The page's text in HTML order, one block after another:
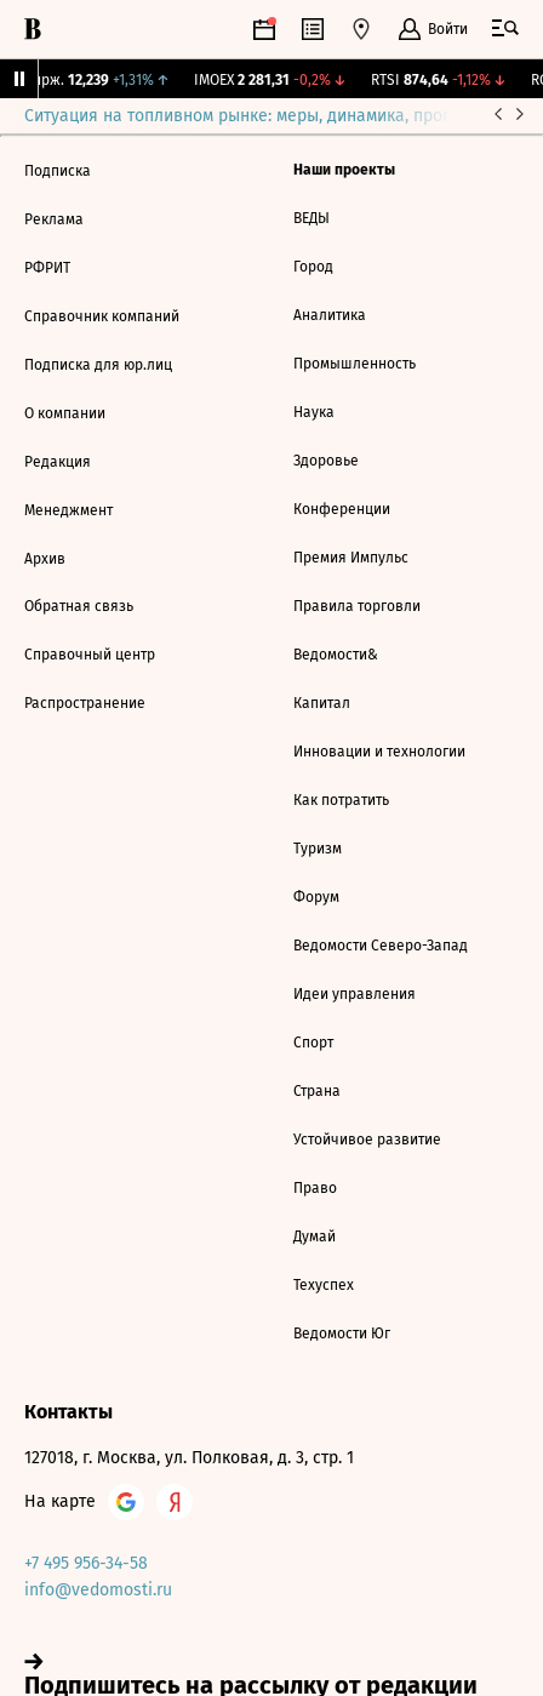
Войти
Бирж. 12,239 +1,31%↑ IMOEX 2 281,31 -0,2%↓ RTSI 874,64 -1,12%↓
Ситуация на топливном рынке: меры, динамика, прогнозы
Подписка
Реклама
РФРИТ
Справочник компаний
Подписка для юр.лиц
О компании
Редакция
Менеджмент
Архив
Обратная связь
Справочный центр
Распространение
Наши проекты
ВЕДЫ
Город
Аналитика
Промышленность
Наука
Здоровье
Конференции
Премия Импульс
Правила торговли
Ведомости&
Капитал
Инновации и технологии
Как потратить
Туризм
Форум
Ведомости Северо-Запад
Идеи управления
Спорт
Страна
Устойчивое развитие
Право
Думай
Техуспех
Ведомости Юг
Контакты
127018, г. Москва, ул. Полковая, д. 3, стр. 1
На карте
+7 495 956-34-58
info@vedomosti.ru